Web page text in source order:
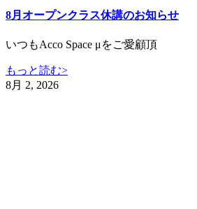
8月オープンクラス休講のお知らせ
いつもAcco Space μをご愛顧頂
もっと読む>
8月 2, 2026